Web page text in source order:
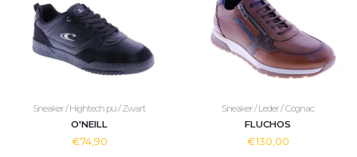
Sneaker / Hightech pu / Zwart
O'NEILL
€74,90
Sneaker / Leder / Cognac
FLUCHOS
€130,00